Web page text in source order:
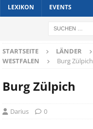
LEXIKON EVENTS
STARTSEITE LÄNDER
WESTFALEN
Burg Zülpich
Burg Zülpich
Darius 0